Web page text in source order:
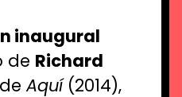
inaugural
de Richard
Aquí(2014),